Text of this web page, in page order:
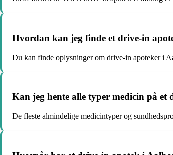
Hvordan kan jeg finde et drive-in
Du kan finde oplysninger om drive-in apoteker i
Kan jeg hente alle typer medicin på
De fleste almindelige medicintyper og